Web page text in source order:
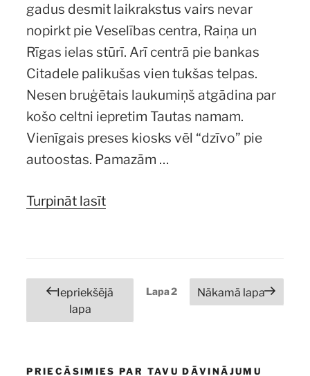
gadus desmit laikrakstus vairs nevar
nopirkt pie Veselības centra, Raiņa un
Rīgas ielas stūrī. Arī centrā pie bankas
Citadele palikušas vien tukšas telpas.
Nesen bruģētais laukumiņš atgādina par
košo celtni iepretim Tautas namam.
Vienīgais preses kiosks vēl “dzīvo” pie
autoostas. Pamazām …
Turpināt lasīt“Kiosku
Ziņu
numerācija
pēc
Iepriekšējā
lapa
Lapa2 Nākamā lapa
PRIECĀSIMIES PAR TAVU DĀVINĀJUMU